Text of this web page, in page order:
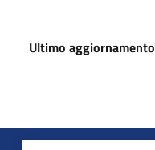
Ultimo aggiornamento